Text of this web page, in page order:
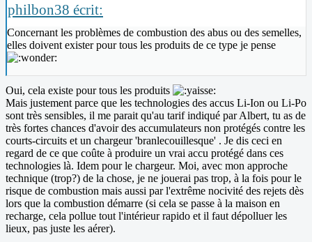
philbon38 écrit:
Concernant les problèmes de combustion des abus ou des semelles,
elles doivent exister pour tous les produits de ce type je pense
Oui, cela existe pour tous les produits
Mais justement parce que les technologies des accus Li-Ion ou Li-Po
sont très sensibles, il me parait qu'au tarif indiqué par Albert, tu as de
très fortes chances d'avoir des accumulateurs non protégés contre les
courts-circuits et un chargeur 'branlecouillesque' . Je dis ceci en
regard de ce que coûte à produire un vrai accu protégé dans ces
technologies là. Idem pour le chargeur. Moi, avec mon approche
technique (trop?) de la chose, je ne jouerai pas trop, à la fois pour le
risque de combustion mais aussi par l'extrême nocivité des rejets dès
lors que la combustion démarre (si cela se passe à la maison en
recharge, cela pollue tout l'intérieur rapido et il faut dépolluer les
lieux, pas juste les aérer).